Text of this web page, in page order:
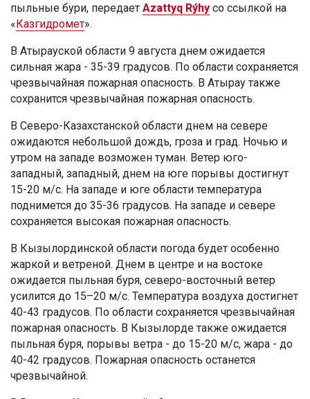
пыльные бури, передает Azattyq Rýhy со ссылкой на
«Казгидромет».
В Атырауской области 9 августа днем ожидается
сильная жара - 35-39 градусов. По области сохраняется
чрезвычайная пожарная опасность. В Атырау также
сохранится чрезвычайная пожарная опасность.
В Северо-Казахстанской области днем на севере
ожидаются небольшой дождь, гроза и град. Ночью и
утром на западе возможен туман. Ветер юго-
западный, западный, днем на юге порывы достигнут
15-20 м/с. На западе и юге области температура
поднимется до 35-36 градусов. На западе и севере
сохраняется высокая пожарная опасность.
В Кызылординской области погода будет особенно
жаркой и ветреной. Днем в центре и на востоке
ожидается пыльная буря, северо-восточный ветер
усилится до 15–20 м/с. Температура воздуха достигнет
40-43 градусов. По области сохраняется чрезвычайная
пожарная опасность. В Кызылорде также ожидается
пыльная буря, порывы ветра - до 15-20 м/с, жара - до
40-42 градусов. Пожарная опасность останется
чрезвычайной.